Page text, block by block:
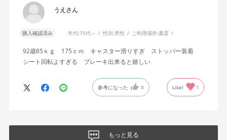
うえさん
購入確認済み 年代:70代～ 性別:男性 ご利用場所:書斎
92歳85ｋｇ 175ｃｍ キャスター滑りすぎ ストッパー装着
シート回転よすぎる ブレーキ出来ると嬉しい
参考になった 0 Like! 1
もっと見る